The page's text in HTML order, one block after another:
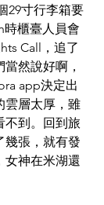
29寸行李箱要
時櫃臺人員會
Call，追了
然說好啊，
app決定出
雲層太厚，雖
不到。回到旅
幾張，就有發
女神在米湖還